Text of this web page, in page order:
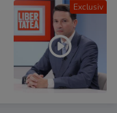
Exclusiv